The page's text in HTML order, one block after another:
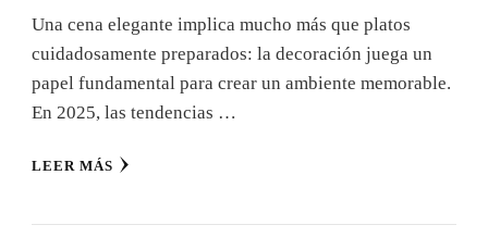
Una cena elegante implica mucho más que platos
cuidadosamente preparados: la decoración juega un
papel fundamental para crear un ambiente memorable.
En 2025, las tendencias …
LEER MÁS